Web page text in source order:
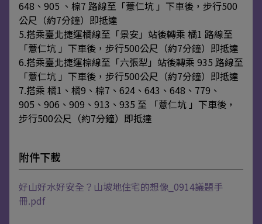
648、905 、棕7 路線至「薏仁坑 」下車後，步行500
公尺（約7分鐘）即抵達
5.搭乘臺北捷運橘線至「景安」站後轉乘 橘1 路線至
「薏仁坑 」下車後，步行500公尺（約7分鐘）即抵達
6.搭乘臺北捷運棕線至「六張犁」站後轉乘 935 路線至
「薏仁坑 」下車後，步行500公尺（約7分鐘）即抵達
7.搭乘 橘1、橘9、棕7、624、643、648、779、
905、906、909、913、935 至 「薏仁坑 」下車後，
步行500公尺（約7分鐘）即抵達
附件下載
好山好水好安全？山坡地住宅的想像_0914議題手
冊.pdf